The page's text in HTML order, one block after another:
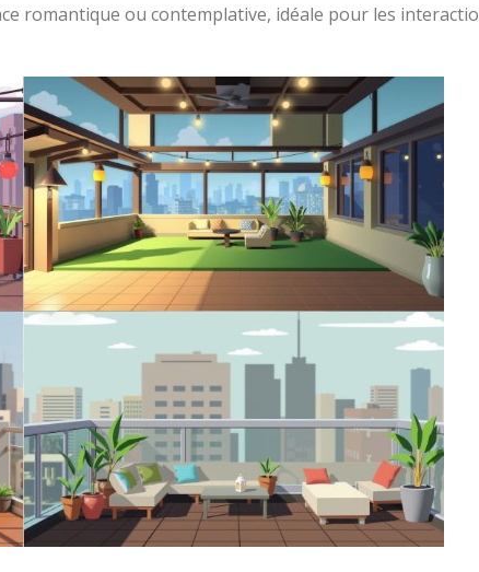
romantique ou contemplative, idéale pour les